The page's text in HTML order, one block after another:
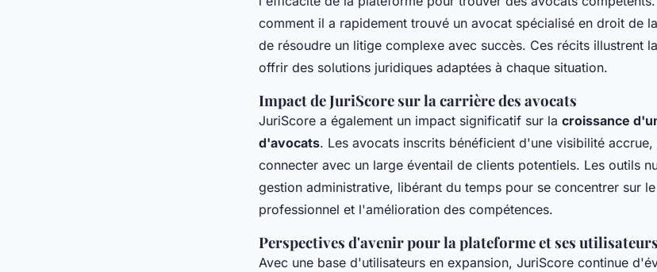
comment il a rapidement trouvé un avocat spécialisé en droit de
de résoudre un litige complexe avec succès. Ces récits illustrent
offrir des solutions juridiques adaptées à chaque situation.
Impact de JuriScore sur la carrière des avocats
JuriScore a également un impact significatif sur la croissance
d'avocats. Les avocats inscrits bénéficient d'une visibilité
connecter avec un large éventail de clients potentiels. Les outils
gestion administrative, libérant du temps pour se concentrer sur
professionnel et l'amélioration des compétences.
Perspectives d'avenir pour la plateforme et ses utilisateurs
Avec une base d'utilisateurs en expansion, JuriScore continue